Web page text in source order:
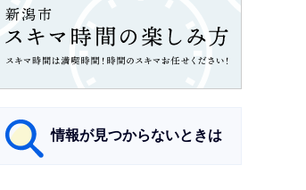
情報が見つからないときは